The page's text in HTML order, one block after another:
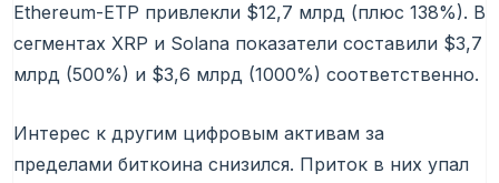
Ethereum-ETP привлекли $12,7 млрд (плюс 138%). В
сегментах XRP и Solana показатели составили $3,7
млрд (500%) и $3,6 млрд (1000%) соответственно.
Интерес к другим цифровым активам за
пределами биткоина снизился. Приток в них упал